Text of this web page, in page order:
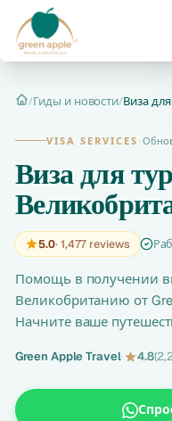
Главная
/Гиды и новости/Виза
VISA SERVICES ·
Виза для
5.0· 1,477 reviews
Помощь в получении
Великобританию от
Начните ваше
Green Apple Travel· 4.8